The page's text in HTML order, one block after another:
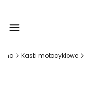
Kaski motocyklowe